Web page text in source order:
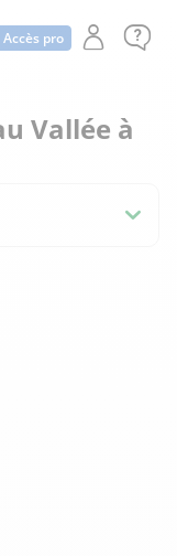
Accès pro
Vallée à